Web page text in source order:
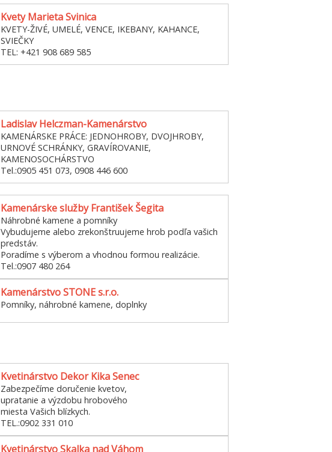
Kvety Marieta Svinica
KVETY-ŽIVÉ, UMELÉ, VENCE, IKEBANY, KAHANCE,
SVIEČKY
TEL: +421 908 689 585
Ladislav Helczman-Kamenárstvo
KAMENÁRSKE PRÁCE: JEDNOHROBY, DVOJHROBY,
URNOVÉ SCHRÁNKY, GRAVÍROVANIE,
KAMENOSOCHÁRSTVO
Tel.:0905 451 073, 0908 446 600
Kamenárske služby František Šegita
Náhrobné kamene a pomníky
Vybudujeme alebo zrekonštruujeme hrob podľa vašich
predstáv.
Poradíme s výberom a vhodnou formou realizácie.
Tel.:0907 480 264
Kamenárstvo STONE s.r.o.
Pomníky, náhrobné kamene, doplnky
Kvetinárstvo Dekor Kika Senec
Zabezpečíme doručenie kvetov,
upratanie a výzdobu hrobového
miesta Vašich blízkych.
TEL.:0902 331 010
Kvetinárstvo Skalka nad Váhom